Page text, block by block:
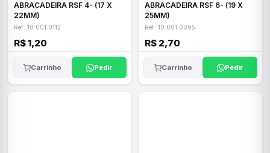
ABRACADEIRA RSF 4- (17 X
22MM)
Ref: 10.001.0112
R$ 1,20
Carrinho Pedir
ABRACADEIRA RSF 6- (19 X
25MM)
Ref: 10.001.0095
R$ 2,70
Carrinho Pedir